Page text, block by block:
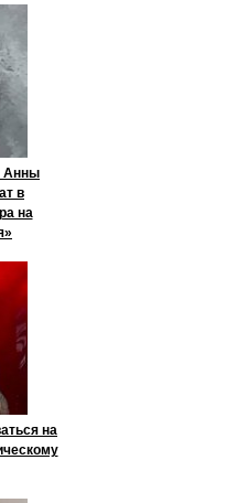
Анны
в
на
на